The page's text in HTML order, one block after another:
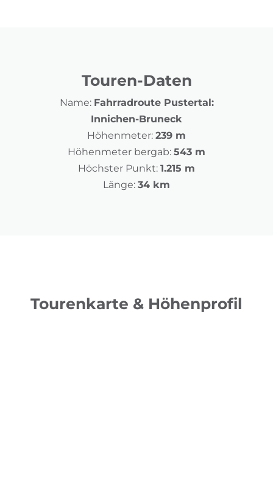
Touren-Daten
Name: Fahrradroute Pustertal:
Innichen-Bruneck
Höhenmeter: 239 m
Höhenmeter bergab: 543 m
Höchster Punkt: 1.215 m
Länge: 34 km
Tourenkarte & Höhenprofil